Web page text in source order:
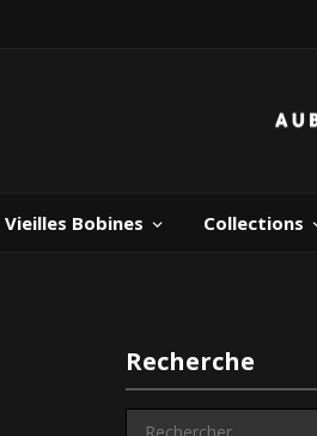
Vieilles Bobines Collections
Recherche
Rechercher :